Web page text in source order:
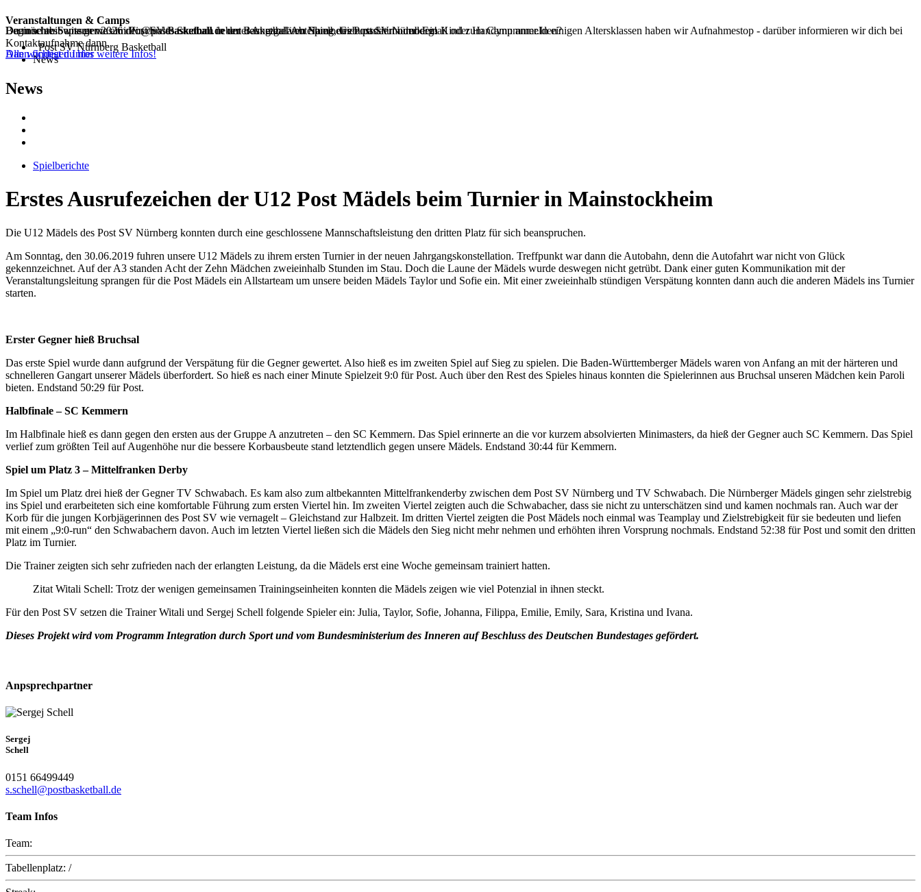
Beginne ab Septemer 2026 dein duales Studium in der Basketball Abteilung des Post SV Nürnberg!
Alle wichtigen Infos
Dann schreib uns gerne an info@postbasketball.de unter Angabe von Name, Geburtsdatum und Email oder Handynummer.In einigen Altersklassen haben wir Aufnahmestop - darüber informieren wir dich bei
Kontaktaufnahme dann.
Du möchtest wissen was im Post SV Basketball neben dem regulären Spielbetrieb passiert oder dein Kind zum Camp anmelden?
Dann findest du hier weitere Infos!
Veranstaltungen & Camps
Post SV Nürnberg Basketball
News
News
Spielberichte
Erstes Ausrufezeichen der U12 Post Mädels beim Turnier in Mainstockheim
Die U12 Mädels des Post SV Nürnberg konnten durch eine geschlossene Mannschaftsleistung den dritten Platz für sich beanspruchen.
Am Sonntag, den 30.06.2019 fuhren unsere U12 Mädels zu ihrem ersten Turnier in der neuen Jahrgangskonstellation. Treffpunkt war dann die Autobahn, denn die Autofahrt war nicht von Glück
gekennzeichnet. Auf der A3 standen Acht der Zehn Mädchen zweieinhalb Stunden im Stau. Doch die Laune der Mädels wurde deswegen nicht getrübt. Dank einer guten Kommunikation mit der
Veranstaltungsleitung sprangen für die Post Mädels ein Allstarteam um unsere beiden Mädels Taylor und Sofie ein. Mit einer zweieinhalb stündigen Verspätung konnten dann auch die anderen Mädels ins Turnier
starten.
Erster Gegner hieß Bruchsal
Das erste Spiel wurde dann aufgrund der Verspätung für die Gegner gewertet. Also hieß es im zweiten Spiel auf Sieg zu spielen. Die Baden-Württemberger Mädels waren von Anfang an mit der härteren und
schnelleren Gangart unserer Mädels überfordert. So hieß es nach einer Minute Spielzeit 9:0 für Post. Auch über den Rest des Spieles hinaus konnten die Spielerinnen aus Bruchsal unseren Mädchen kein Paroli
bieten. Endstand 50:29 für Post.
Halbfinale – SC Kemmern
Im Halbfinale hieß es dann gegen den ersten aus der Gruppe A anzutreten – den SC Kemmern. Das Spiel erinnerte an die vor kurzem absolvierten Minimasters, da hieß der Gegner auch SC Kemmern. Das Spiel
verlief zum größten Teil auf Augenhöhe nur die bessere Korbausbeute stand letztendlich gegen unsere Mädels. Endstand 30:44 für Kemmern.
Spiel um Platz 3 – Mittelfranken Derby
Im Spiel um Platz drei hieß der Gegner TV Schwabach. Es kam also zum altbekannten Mittelfrankenderby zwischen dem Post SV Nürnberg und TV Schwabach. Die Nürnberger Mädels gingen sehr zielstrebig
ins Spiel und erarbeiteten sich eine komfortable Führung zum ersten Viertel hin. Im zweiten Viertel zeigten auch die Schwabacher, dass sie nicht zu unterschätzen sind und kamen nochmals ran. Auch war der
Korb für die jungen Korbjägerinnen des Post SV wie vernagelt – Gleichstand zur Halbzeit. Im dritten Viertel zeigten die Post Mädels noch einmal was Teamplay und Zielstrebigkeit für sie bedeuten und liefen
mit einem „9:0-run“ den Schwabachern davon. Auch im letzten Viertel ließen sich die Mädels den Sieg nicht mehr nehmen und erhöhten ihren Vorsprung nochmals. Endstand 52:38 für Post und somit den dritten
Platz im Turnier.
Die Trainer zeigten sich sehr zufrieden nach der erlangten Leistung, da die Mädels erst eine Woche gemeinsam trainiert hatten.
Zitat Witali Schell: Trotz der wenigen gemeinsamen Trainingseinheiten konnten die Mädels zeigen wie viel Potenzial in ihnen steckt.
Für den Post SV setzen die Trainer Witali und Sergej Schell folgende Spieler ein: Julia, Taylor, Sofie, Johanna, Filippa, Emilie, Emily, Sara, Kristina und Ivana.
Dieses Projekt wird vom Programm Integration durch Sport und vom Bundesministerium des Inneren auf Beschluss des Deutschen Bundestages gefördert.
Anpsprechpartner
Sergej
Schell
0151 66499449
s.schell@postbasketball.de
Team Infos
Team:
Tabellenplatz: /